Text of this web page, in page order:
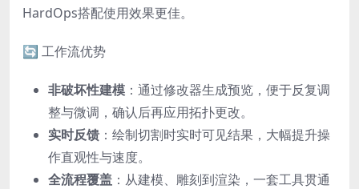
HardOps搭配使用效果更佳。
🔄 工作流优势
非破坏性建模 ：通过修改器生成预览，便于反复调
整与微调，确认后再应用拓扑更改。
实时反馈 ：绘制切割时实时可见结果，大幅提升操
作直观性与速度。
全流程覆盖 ：从建模、雕刻到渲染，一套工具贯通